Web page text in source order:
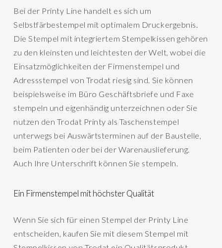
Bei der Printy Line handelt es sich um
Selbstfärbestempel mit optimalem Druckergebnis.
Die Stempel mit integriertem Stempelkissen gehören
zu den kleinsten und leichtesten der Welt, wobei die
Einsatzmöglichkeiten der Firmenstempel und
Adressstempel von Trodat riesig sind. Sie können
beispielsweise im Büro Geschäftsbriefe und Faxe
stempeln und eigenhändig unterzeichnen oder Sie
nutzen den Trodat Printy als Taschenstempel
unterwegs bei Auswärtsterminen auf der Baustelle,
beim Patienten oder bei der Warenauslieferung.
Auch Ihre Unterschrift können Sie stempeln.
Ein Firmenstempel mit höchster Qualität
Wenn Sie sich für einen Stempel der Printy Line
entscheiden, kaufen Sie mit diesem Stempel mit